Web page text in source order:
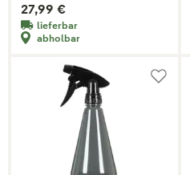
27,99 €
lieferbar
abholbar